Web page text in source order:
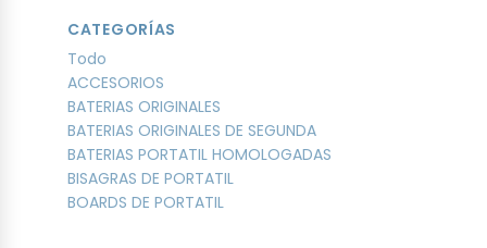
CATEGORÍAS
Todo
ACCESORIOS
BATERIAS ORIGINALES
BATERIAS ORIGINALES DE SEGUNDA
BATERIAS PORTATIL HOMOLOGADAS
BISAGRAS DE PORTATIL
BOARDS DE PORTATIL